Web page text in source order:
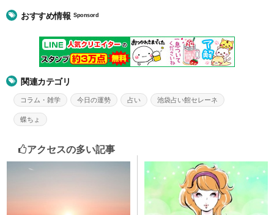
おすすめ情報Sponsord
関連カテゴリ
コラム・雑学 今日の運勢 占い 池袋占い館セレーネ
蝶ちょ
アクセスの多い記事